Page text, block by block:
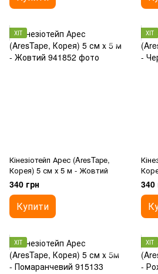
ХІТ
Кінезіотейп Арес (AresTape,
Корея) 5 см х 5 м - Жовтий
340 грн
Купити
ХІТ
340
ХІТ ХІТ